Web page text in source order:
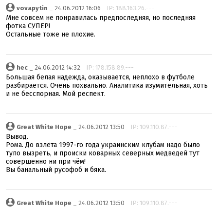
vovapytin _ 24.06.2012 16:06 IP: 188.163.26.---
Мне совсем не понравилась предпоследняя, но последняя
фотка СУПЕР!
Остальные тоже не плохие.
hec _ 24.06.2012 14:32 IP: 178.158.89.---
Большая белая надежда, оказывается, неплохо в футболе
разбирается. Очень похвально. Аналитика изумительная, хоть
и не бесспорная. Мой респект.
Great White Hope _ 24.06.2012 13:50 IP: 109.110.87.---
Вывод.
Рома. До взлёта 1997-го года украинским клубам надо было
тупо вызреть, и происки коварных северных медведей тут
совершенно ни при чём!
Вы банальный русофоб и бяка.
Great White Hope _ 24.06.2012 13:50 IP: 109.110.87.---